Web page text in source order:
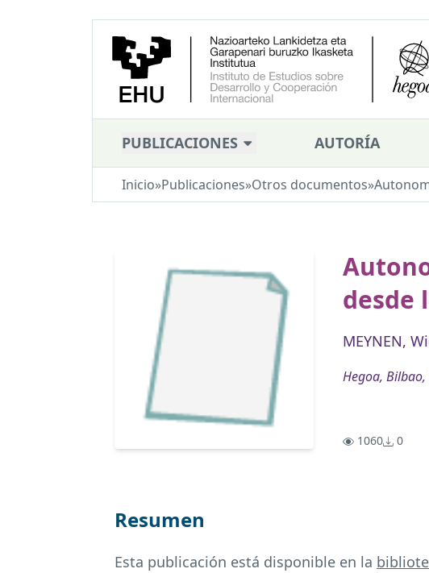
PUBLICACIONES AUTORÍA
Inicio»Publicaciones»Otros documentos»
desde
MEYNEN,
Hegoa, Bilbao,
1060 0
Resumen
Esta publicación está disponible en la